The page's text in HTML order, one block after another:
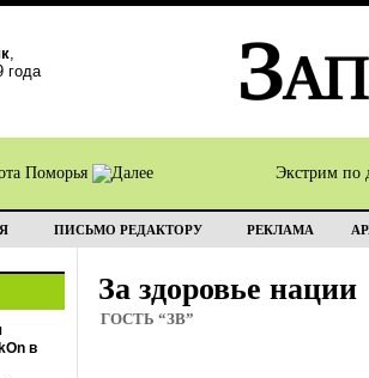
,
года
Поморья Экстрим по
ПИСЬМО РЕДАКТОРУ РЕКЛАМА
в
За здоровье нации
ГОСТЬ “ЗВ”